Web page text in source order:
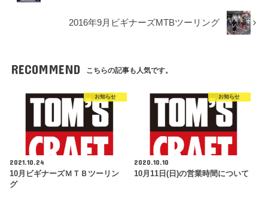
2016年9月ビギナーズMTBツーリング
RECOMMEND こちらの記事も人気です。
お知らせ
2021.10.24
10月ビギナーズＭＴＢツーリン
グ
お知らせ
2020.10.10
10月11日(日)の営業時間について